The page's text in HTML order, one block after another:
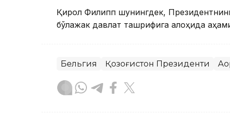
Қирол Филипп шунингдек,
бўлажак давлат ташрифига алоҳида
Бельгия Қозоғистон Президенти